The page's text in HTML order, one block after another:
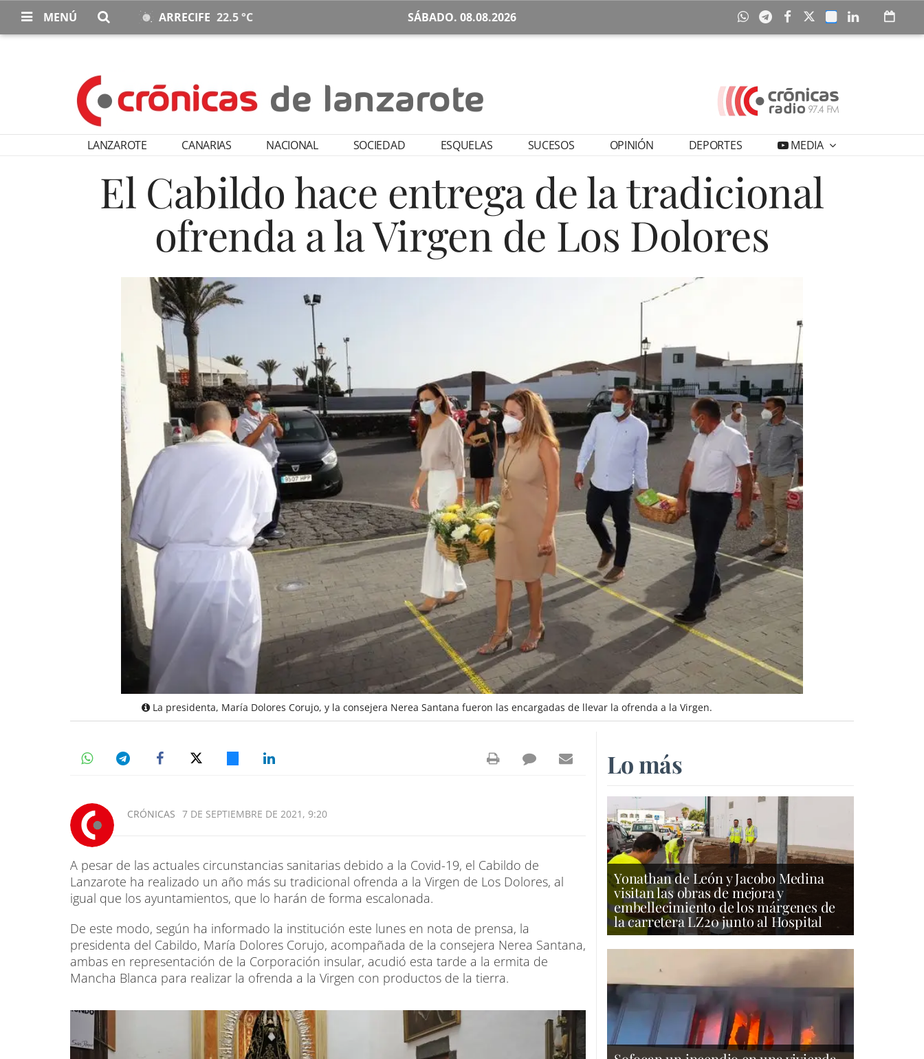
MENÚ ARRECIFE 22.5 °C SÁBADO. 08.08.2026
LANZAROTE CANARIAS NACIONAL SOCIEDAD ESQUELAS SUCESOS OPINIÓN DEPORTES MEDIA
El Cabildo hace entrega de la tradicional
ofrenda a la Virgen de Los Dolores
La presidenta, María Dolores Corujo, y la consejera Nerea Santana fueron las encargadas de llevar la ofrenda a la Virgen.
CRÓNICAS 7 DE SEPTIEMBRE DE 2021, 9:20
A pesar de las actuales circunstancias sanitarias debido a la Covid-19, el Cabildo de
Lanzarote ha realizado un año más su tradicional ofrenda a la Virgen de Los Dolores, al
igual que los ayuntamientos, que lo harán de forma escalonada.
De este modo, según ha informado la institución este lunes en nota de prensa, la
presidenta del Cabildo, María Dolores Corujo, acompañada de la consejera Nerea Santana,
ambas en representación de la Corporación insular, acudió esta tarde a la ermita de
Mancha Blanca para realizar la ofrenda a la Virgen con productos de la tierra.
Lo más
Yonathan de León y Jacobo Medina
visitan las obras de mejora y
embellecimiento de los márgenes de
la carretera LZ20 junto al Hospital